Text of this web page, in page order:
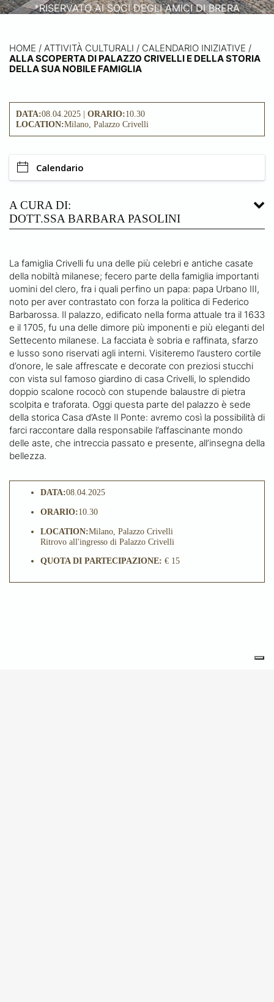
*RISERVATO AI SOCI DEGLI AMICI DI BRERA
HOME / ATTIVITÀ CULTURALI / CALENDARIO INIZIATIVE /
ALLA SCOPERTA DI PALAZZO CRIVELLI E DELLA STORIA
DELLA SUA NOBILE FAMIGLIA
DATA:08.04.2025 | ORARIO:10.30
LOCATION:Milano, Palazzo Crivelli
Calendario
A CURA DI:
DOTT.SSA BARBARA PASOLINI
La famiglia Crivelli fu una delle più celebri e antiche casate
della nobiltà milanese; fecero parte della famiglia importanti
uomini del clero, fra i quali perfino un papa: papa Urbano III,
noto per aver contrastato con forza la politica di Federico
Barbarossa. Il palazzo, edificato nella forma attuale tra il 1633
e il 1705, fu una delle dimore più imponenti e più eleganti del
Settecento milanese. La facciata è sobria e raffinata, sfarzo
e lusso sono riservati agli interni. Visiteremo l’austero cortile
d’onore, le sale affrescate e decorate con preziosi stucchi
con vista sul famoso giardino di casa Crivelli, lo splendido
doppio scalone rococò con stupende balaustre di pietra
scolpita e traforata. Oggi questa parte del palazzo è sede
della storica Casa d’Aste Il Ponte: avremo così la possibilità di
farci raccontare dalla responsabile l’affascinante mondo
delle aste, che intreccia passato e presente, all’insegna della
bellezza.
DATA:08.04.2025
ORARIO:10.30
LOCATION:Milano, Palazzo Crivelli
Ritrovo all'ingresso di Palazzo Crivelli
QUOTA DI PARTECIPAZIONE: € 15